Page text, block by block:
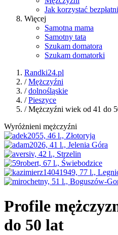
Jak korzystać
Więcej
Samotna mama
Samotny tata
Szukam domatora
Szukam domatorki
Randki24.pl
/Mężczyźni
/dolnośląskie
/Pieszyce
/ Mężczyźni wiek od 41 do
Wyróżnieni mężczyźni
Profile
do 50 lat